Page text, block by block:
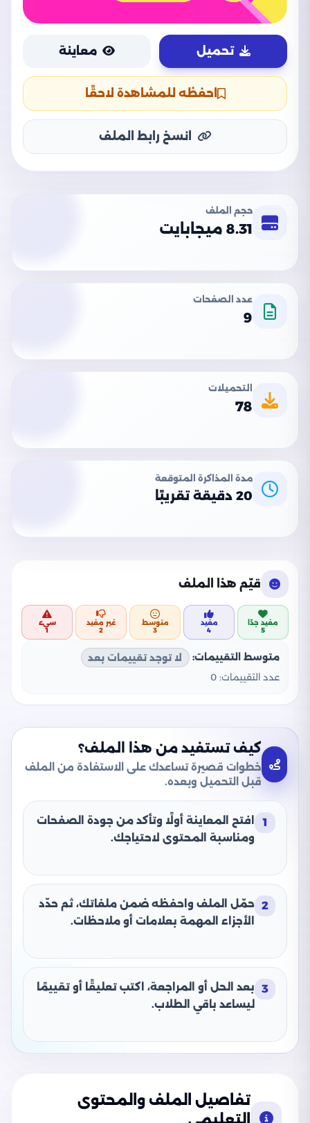
تحميل معاينة
احفظه للمشاهدة لاحقًا
انسخ رابط الملف
حجم الملف
8.31 ميجابايت
عدد الصفحات
9
التحميلات
78
مدة المذاكرة المتوقعة
20 دقيقة تقريبًا
قيّم هذا الملف
مفيد جدًا
5
مفيد
4
متوسط
3
غير مفيد
2
سيء
1
متوسط التقييمات:
لا توجد تقييمات بعد
عدد التقييمات: 0
كيف تستفيد من هذا الملف؟
خطوات قصيرة تساعدك على الاستفادة من الملف
قبل التحميل وبعده.
1
افتح المعاينة أولًا وتأكد من جودة الصفحات
ومناسبة المحتوى لاحتياجك.
2 حمّل الملف واحفظه ضمن ملفاتك، ثم حدّد
الأجزاء المهمة بعلامات أو ملاحظات.
3
بعد الحل أو المراجعة، اكتب تعليقًا أو تقييمًا
ليساعد باقي الطلاب.
تفاصيل الملف والمحتوى
التعليمي